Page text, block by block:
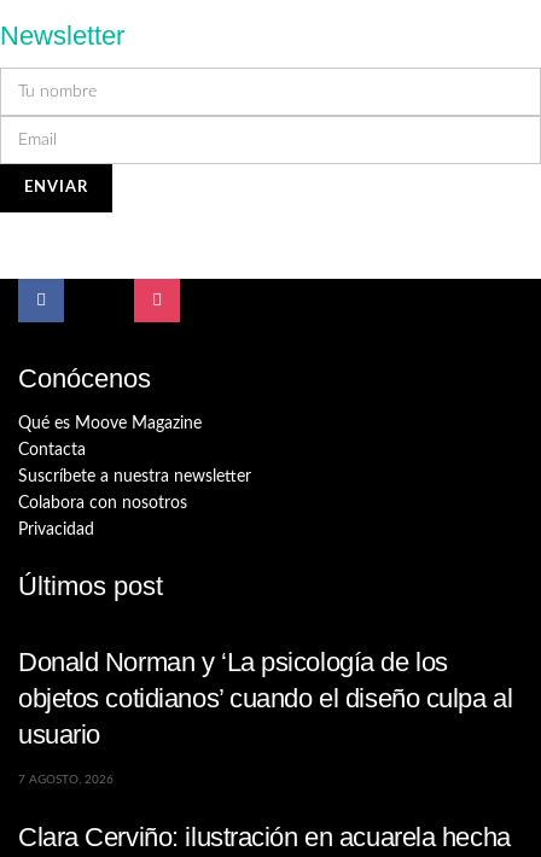
Newsletter
Conócenos
Qué es Moove Magazine
Contacta
Suscríbete a nuestra newsletter
Colabora con nosotros
Privacidad
Últimos post
Donald Norman y ‘La psicología de los
objetos cotidianos’ cuando el diseño culpa al
usuario
7 AGOSTO, 2026
Clara Cerviño: ilustración en acuarela hecha